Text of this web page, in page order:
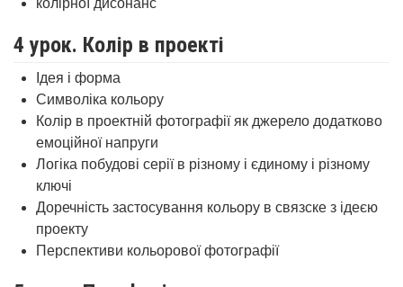
колірної дисонанс
4 урок. Колір в проекті
Ідея і форма
Символіка кольору
Колір в проектній фотографії як джерело додатково
емоційної напруги
Логіка побудові серії в різному і єдиному і різному
ключі
Доречність застосування кольору в связске з ідеєю
проекту
Перспективи кольорової фотографії